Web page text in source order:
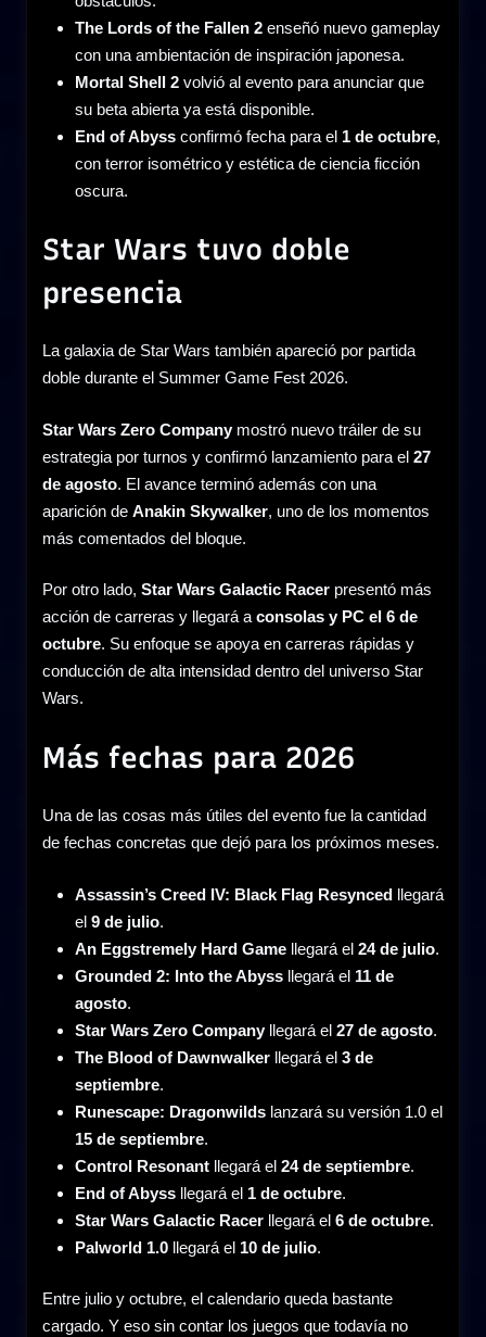
The Lords of the Fallen 2 enseñó nuevo gameplay
con una ambientación de inspiración japonesa.
Mortal Shell 2 volvió al evento para anunciar que
su beta abierta ya está disponible.
End of Abyss confirmó fecha para el 1 de octubre,
con terror isométrico y estética de ciencia ficción
oscura.
Star Wars tuvo doble
presencia
La galaxia de Star Wars también apareció por partida
doble durante el Summer Game Fest 2026.
Star Wars Zero Companymostró nuevo tráiler de su
estrategia por turnos y confirmó lanzamiento para el 27
de agosto. El avance terminó además con una
aparición de Anakin Skywalker, uno de los momentos
más comentados del bloque.
Por otro lado, Star Wars Galactic Racer presentó más
acción de carreras y llegará a consolas y PC el 6 de
octubre. Su enfoque se apoya en carreras rápidas y
conducción de alta intensidad dentro del universo Star
Wars.
Más fechas para 2026
Una de las cosas más útiles del evento fue la cantidad
de fechas concretas que dejó para los próximos meses.
Assassin’s Creed IV: Black Flag Resynced llegará
el 9 de julio.
An Eggstremely Hard Game llegará el 24 de julio.
Grounded 2: Into the Abyss llegará el 11 de
agosto.
Star Wars Zero Companyllegará el 27 de agosto.
The Blood of Dawnwalker llegará el 3 de
septiembre.
Runescape: Dragonwilds lanzará su versión 1.0 el
15 de septiembre.
Control Resonant llegará el 24 de septiembre.
End of Abyss llegará el 1 de octubre.
Star Wars Galactic Racer llegará el 6 de octubre.
Palworld 1.0 llegará el 10 de julio.
Entre julio y octubre, el calendario queda bastante
cargado. Y eso sin contar los juegos que todavía no